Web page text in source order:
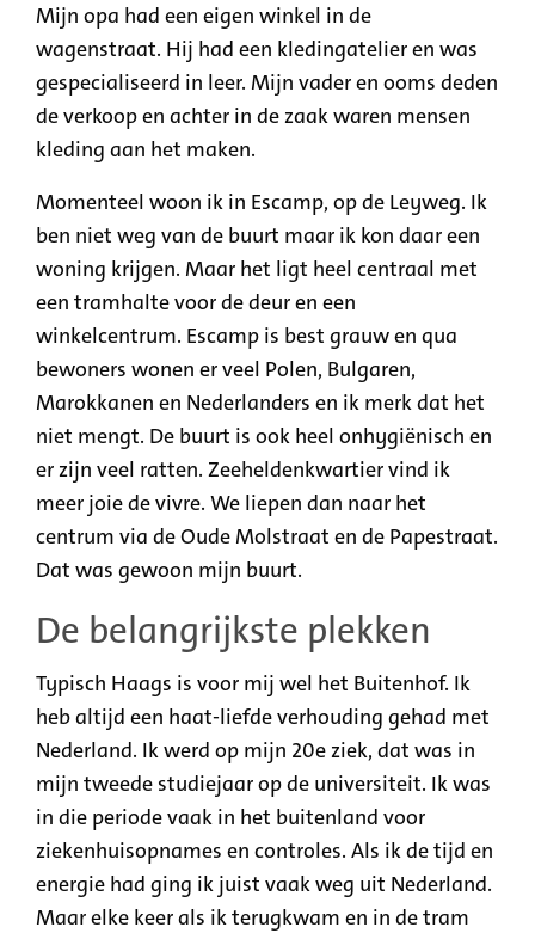
Mijn opa had een eigen winkel in de
wagenstraat. Hij had een kledingatelier en was
gespecialiseerd in leer. Mijn vader en ooms deden
de verkoop en achter in de zaak waren mensen
kleding aan het maken.
Momenteel woon ik in Escamp, op de Leyweg. Ik
ben niet weg van de buurt maar ik kon daar een
woning krijgen. Maar het ligt heel centraal met
een tramhalte voor de deur en een
winkelcentrum. Escamp is best grauw en qua
bewoners wonen er veel Polen, Bulgaren,
Marokkanen en Nederlanders en ik merk dat het
niet mengt. De buurt is ook heel onhygiënisch en
er zijn veel ratten. Zeeheldenkwartier vind ik
meer joiedevivre. We liepen dan naar het
centrum via deOude Molstraat en de Papestraat.
Dat was gewoon mijn buurt.
De belangrijkste plekken
Typisch Haags is voor mij wel het Buitenhof. Ik
heb altijd een haat-liefde verhouding gehad met
Nederland. Ik werd op mijn 20e ziek, dat was in
mijn tweede studiejaar op de universiteit. Ik was
in die periode vaak in het buitenland voor
ziekenhuisopnames en controles. Als ik de tijd en
energie had ging ik juist vaak weg uit Nederland.
Maar elke keer als ik terugkwam en in de tram